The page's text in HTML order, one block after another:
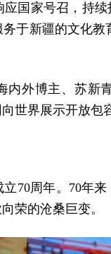
国家号召，持
于新疆的文化
内外博主、苏新
世界展示开放包
70周年。70年
荣的沧桑巨变。